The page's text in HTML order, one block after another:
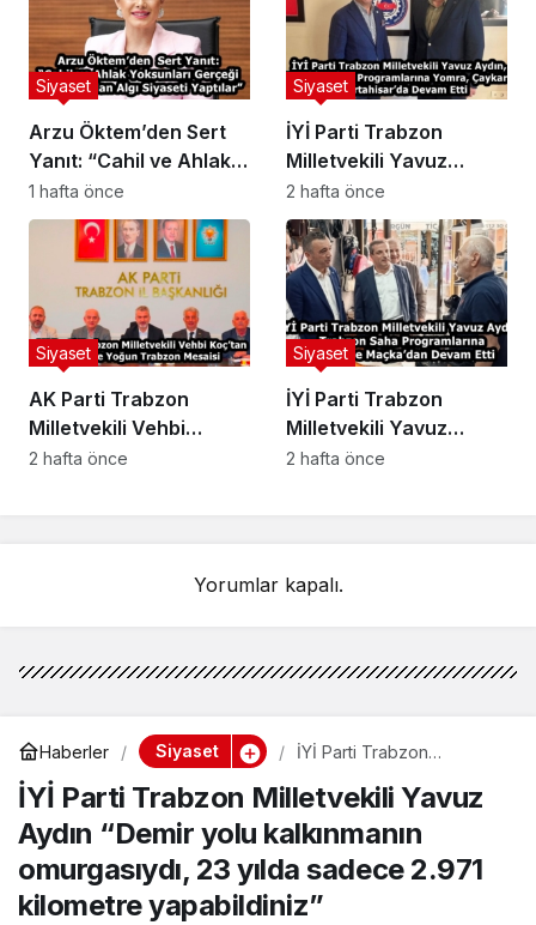
Arzu Öktem’den Sert
Yanıt: “Cahil ve Ahlak
Yoksunları Gerçeği
Araştırmadan Algı
Siyaseti Yaptılar”
Siyaset
1 hafta önce
İYİ Parti Trabzon
Milletvekili Yavuz
Aydın, Trabzon Saha
Programlarına Yomra,
Çaykara ve
Ortahisar’da Devam
Etti
Siyaset
2 hafta önce
AK Parti Trabzon
Milletvekili Vehbi
Koç’tan 3 Günde Yoğun
Siyaset
2 hafta önce
İYİ Parti Trabzon
Milletvekili Yavuz
Aydın, Trabzon Saha
Siyaset
2 hafta önce
Yorumlar kapalı.
Haberler Siyaset
İYİ Parti Trabzon
“Demir yolu kalkınmanın
omurgasıydı, 23 yılda
sadece 2.971 kilometre
İYİ Parti Trabzon Milletvekili Yavuz
Aydın “Demir yolu kalkınmanın
omurgasıydı, 23 yılda sadece 2.971
kilometre yapabildiniz”